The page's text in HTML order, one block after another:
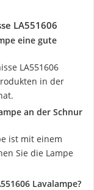
LA551606
eine gute
LA551606
in der
an der Schnur
ist mit einem
Sie die Lampe
Lavalampe?